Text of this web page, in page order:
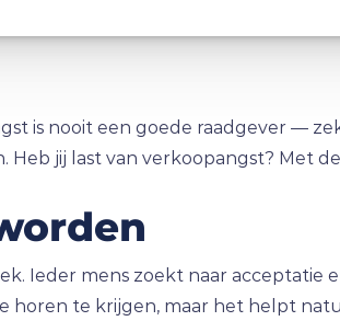
is nooit een goede raadgever —
jij last van verkoopangst? Met
Ieder mens zoekt naar acceptatie
horen te krijgen, maar het helpt